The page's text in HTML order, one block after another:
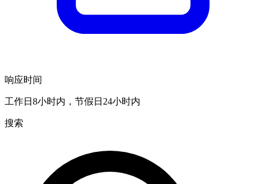
响应时间
工作日8小时内，节假日24小时内
搜索